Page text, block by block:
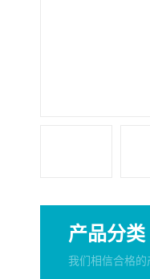
产品分类
我们相信合格的